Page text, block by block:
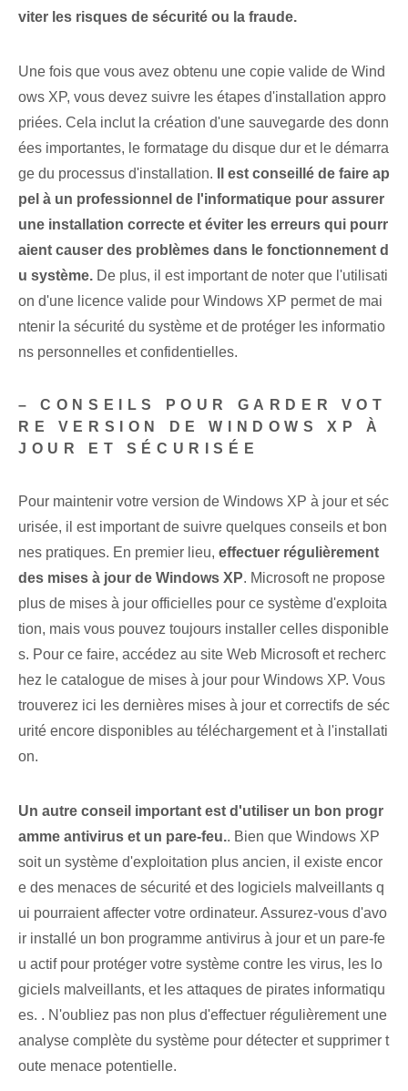
viter les risques de sécurité ou la fraude.
Une fois que vous avez obtenu une copie valide de Wind
ows XP, vous devez suivre les étapes d'installation appro
priées. Cela inclut la création d'une sauvegarde des donn
ées importantes, le formatage du disque dur et le démarra
ge du processus d'installation.
Il est conseillé de faire ap
pel à un professionnel de l'informatique pour assurer
une installation correcte et éviter les erreurs qui pourr
aient causer des problèmes dans le fonctionnement d
u système. De plus, il est important de noter que l'utilisati
on d'une licence valide pour Windows XP⁣ permet de mai
ntenir la sécurité du système et de protéger⁤ les informatio
ns personnelles et confidentielles.
– CONSEILS POUR GARDER VOT
RE VERSION DE WINDOWS XP À
JOUR ET SÉCURISÉE
Pour maintenir votre version de Windows XP à jour et séc
urisée, il est important de suivre quelques conseils et bon
nes pratiques. En premier lieu, effectuer régulièrement
des mises à jour de Windows XP. Microsoft ne propose
plus de mises à jour officielles pour ce système d'exploita
tion, mais vous pouvez toujours installer celles disponible
s. Pour ce faire, accédez au site Web⁢ Microsoft⁢ et recherc
hez le catalogue de mises à jour pour Windows XP. Vous
trouverez ici les dernières mises à jour et correctifs de séc
urité encore disponibles au téléchargement et à l'installati
on.
Un autre conseil important est d'utiliser un bon progr
amme antivirus et un pare-feu.. Bien que Windows XP
soit un système d'exploitation plus ancien, il existe encor
e des menaces de sécurité et des logiciels malveillants q
ui pourraient affecter votre ordinateur. Assurez-vous d'avo
ir installé un bon programme antivirus à jour et un pare-fe
u actif pour protéger votre système contre les virus, les lo
giciels malveillants, et les attaques de pirates informatiqu
es. . N'oubliez pas non plus d'effectuer régulièrement une
analyse complète du système pour détecter et supprimer t
oute menace potentielle.